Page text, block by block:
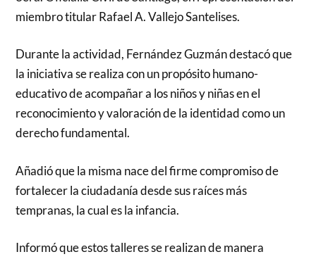
miembro titular Rafael A. Vallejo Santelises.
Durante la actividad, Fernández Guzmán destacó que
la iniciativa se realiza con un propósito humano-
educativo de acompañar a los niños y niñas en el
reconocimiento y valoración de la identidad como un
derecho fundamental.
Añadió que la misma nace del firme compromiso de
fortalecer la ciudadanía desde sus raíces más
tempranas, la cual es la infancia.
Informó que estos talleres se realizan de manera